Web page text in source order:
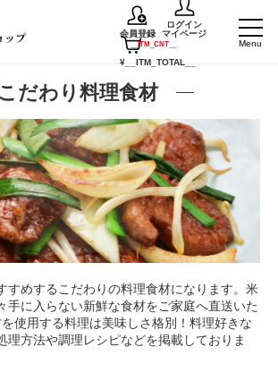
会員登録
ログイン
マイページ
__ITM_CNT__
¥__ITM_TOTAL__
こだわり料理食材
こだわり料理食材
すめするこだわりの料理食材になります。米
手に入らない新鮮な食材をご家庭へ直送いた
使用する料理は美味しさ格別！料理好きな
理方法や調理レシピなどを掲載しておりま